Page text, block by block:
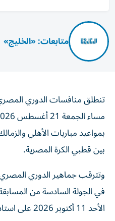
متابعات: «الخليج»
بمواعيد مباريات الأهلي
بين قطبي الكرة المصرية.
وتترقب جماهير الدوري المصري
في الجولة السادسة من
الأحد 11 أكتوبر 2026 على استاد القاهرة الدولي.